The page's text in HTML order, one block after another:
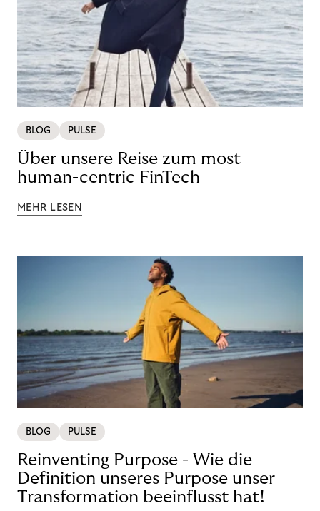
BLOG PULSE
Über unsere Reise zum most
human-centric FinTech
MEHR LESEN
BLOG PULSE
Reinventing Purpose - Wie die
Definition unseres Purpose unser
Transformation beeinflusst hat!